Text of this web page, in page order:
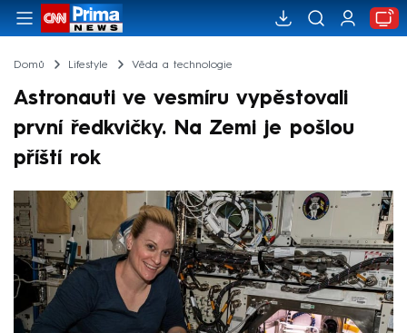
Domů Lifestyle Věda a technologie
Astronauti ve vesmíru vypěstovali
první ředkvičky. Na Zemi je pošlou
příští rok